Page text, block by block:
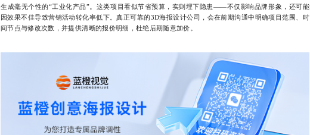
生成毫无个性的“工业化产品”。这类项目看似节省预算，实则埋下隐患——不仅影响品牌形象，还可能
因效果不佳导致营销活动转化率低下。真正可靠的3D海报设计公司，会在前期沟通中明确项目范围、时
间节点与修改次数，并提供清晰的报价明细，杜绝后期随意加价。